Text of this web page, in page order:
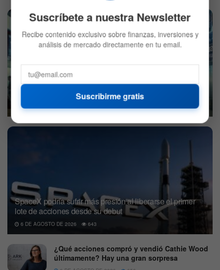
Wall Street: Preapertura con tecnología, turismo y
alimentación bajo presión
7 DE AGOSTO DE 2026
SpaceX podría sufrir más presión al liberarse el primer
lote de acciones desde su debut
6 DE AGOSTO DE 2026 643
¿Qué acciones compró y vendió Cathie Wood
últimamente? Hay una gran sorpresa
Suscríbete a nuestra Newsletter
Recibe contenido exclusivo sobre finanzas, inversiones y
análisis de mercado directamente en tu email.
Suscribirme gratis